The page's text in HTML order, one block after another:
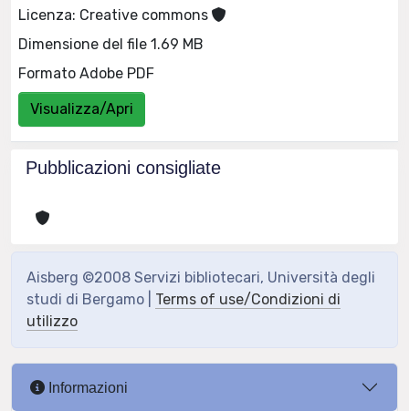
Licenza: Creative commons
Dimensione del file 1.69 MB
Formato Adobe PDF
Visualizza/Apri
Pubblicazioni consigliate
Aisberg ©2008 Servizi bibliotecari, Università degli
studi di Bergamo | Terms of use/Condizioni di
utilizzo
Informazioni